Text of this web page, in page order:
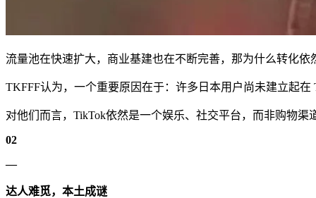
流量池在快速扩大，商业基建也在不断完善，那为什么转化依
TKFFF认为，一个重要原因在于：许多日本用户尚未建立起在
对他们而言，TikTok依然是一个娱乐、社交平台，而非购物渠
02
—
达人难觅，本土成谜